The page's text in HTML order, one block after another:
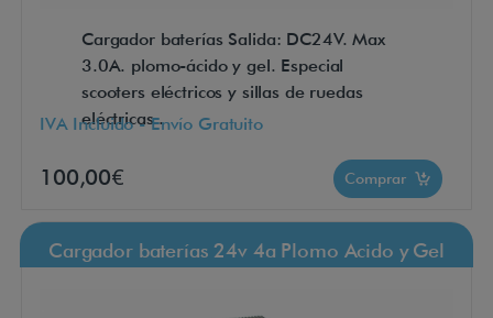
Cargador baterías Salida: DC24V. Max
3.0A. plomo-ácido y gel. Especial
scooters eléctricos y sillas de ruedas
eléctricas..
IVA Incluido - Envío Gratuito
100,00€ Comprar
Cargador baterías 24v 4a Plomo Acido y Gel